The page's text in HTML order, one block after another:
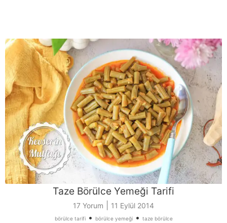
Taze Börülce Yemeği Tarifi
17 Yorum 11 Eylül 2014
börülce tarifi• börülce yemeği• taze börülce